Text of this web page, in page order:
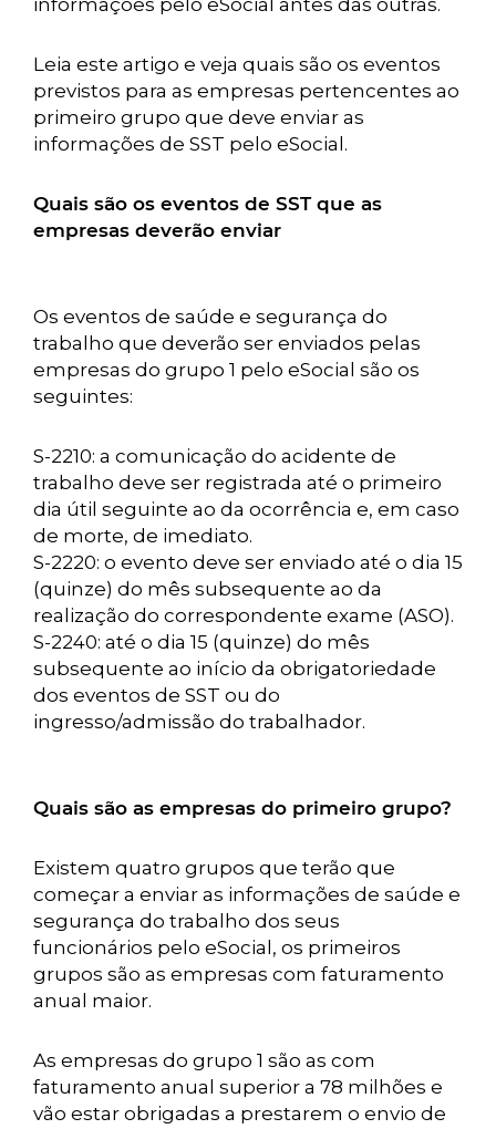
informações pelo eSocial antes das outras.
Leia este artigo e veja quais são os eventos
previstos para as empresas pertencentes ao
primeiro grupo que deve enviar as
informações de SST pelo eSocial.
Quais são os eventos de SST que as
empresas deverão enviar
Os eventos de saúde e segurança do
trabalho que deverão ser enviados pelas
empresas do grupo 1 pelo eSocial são os
seguintes:
S-2210: a comunicação do acidente de
trabalho deve ser registrada até o primeiro
dia útil seguinte ao da ocorrência e, em caso
de morte, de imediato.
S-2220: o evento deve ser enviado até o dia 15
(quinze) do mês subsequente ao da
realização do correspondente exame (ASO).
S-2240: até o dia 15 (quinze) do mês
subsequente ao início da obrigatoriedade
dos eventos de SST ou do
ingresso/admissão do trabalhador.
Quais são as empresas do primeiro grupo?
Existem quatro grupos que terão que
começar a enviar as informações de saúde e
segurança do trabalho dos seus
funcionários pelo eSocial, os primeiros
grupos são as empresas com faturamento
anual maior.
As empresas do grupo 1 são as com
faturamento anual superior a 78 milhões e
vão estar obrigadas a prestarem o envio de